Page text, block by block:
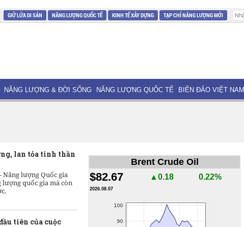
GIỮ LỬA DI SẢN NĂNG LƯỢNG QUỐC TẾ KINH TẾ XÂY DỰNG TẠP CHÍ NĂNG LƯỢNG MỚI
NĂNG LƯỢNG & ĐỜI SỐNG NĂNG LƯỢNG QUỐC TẾ BIỂN ĐẢO VIỆT NAM
lan tỏa tinh thần
Năng lượng Quốc gia
quốc gia mà còn
tiên của cuộc
Brent Crude Oil
$82.67 ▲0.18 0.22%
2026.08.07